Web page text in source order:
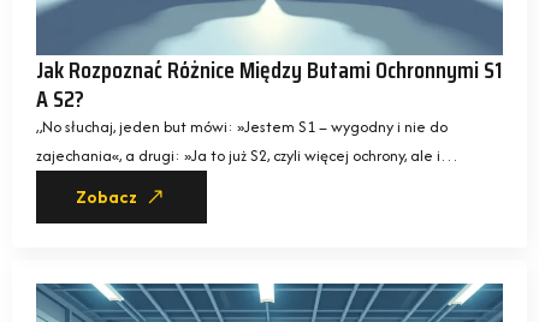
Jak Rozpoznać Różnice Między Butami Ochronnymi S1
A S2?
„No słuchaj, jeden but mówi: »Jestem S1 – wygodny i nie do
zajechania«, a drugi: »Ja to już S2, czyli więcej ochrony, ale i…
Zobacz